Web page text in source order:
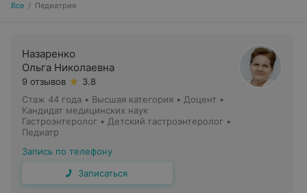
Все / Педиатрия
Назаренко
Ольга Николаевна
9 отзывов
3.8
Стаж 44 года • Высшая категория • Доцент •
Кандидат медицинских наук
Гастроэнтеролог • Детский гастроэнтеролог •
Педиатр
Запись по телефону
Записаться